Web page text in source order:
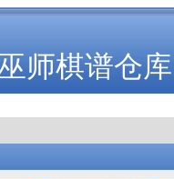
师棋谱仓库